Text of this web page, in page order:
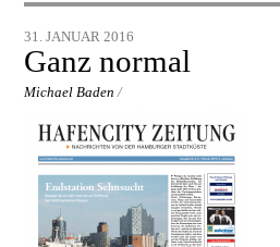
31. JANUAR 2016
Ganz normal
Michael Baden /